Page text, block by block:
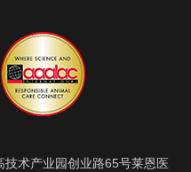
术产业园创业路65号莱恩医